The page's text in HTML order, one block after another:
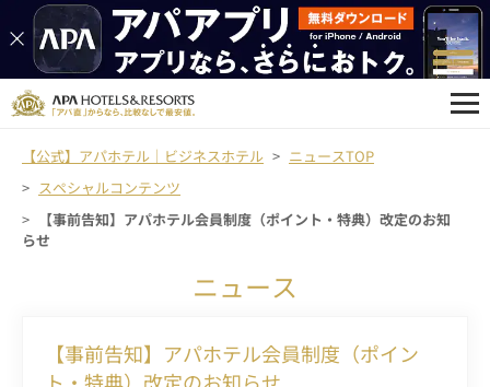
【公式】アパホテル｜ビジネスホテル
ニュースTOP
スペシャルコンテンツ
【事前告知】アパホテル会員制度（ポイント・特典）改定のお知
らせ
ニュース
【事前告知】アパホテル会員制度（ポイン